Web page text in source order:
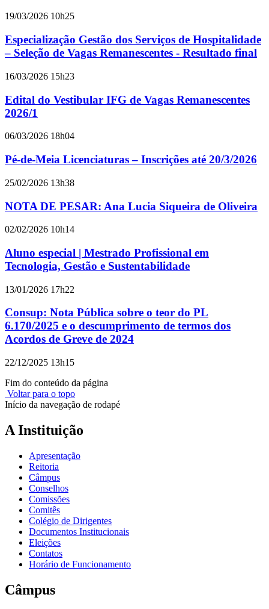
19/03/2026 10h25
Especialização Gestão dos Serviços de Hospitalidade
– Seleção de Vagas Remanescentes - Resultado final
16/03/2026 15h23
Edital do Vestibular IFG de Vagas Remanescentes
2026/1
06/03/2026 18h04
Pé-de-Meia Licenciaturas – Inscrições até 20/3/2026
25/02/2026 13h38
NOTA DE PESAR: Ana Lucia Siqueira de Oliveira
02/02/2026 10h14
Aluno especial | Mestrado Profissional em
Tecnologia, Gestão e Sustentabilidade
13/01/2026 17h22
Consup: Nota Pública sobre o teor do PL
6.170/2025 e o descumprimento de termos dos
Acordos de Greve de 2024
22/12/2025 13h15
Fim do conteúdo da página
Voltar para o topo
Início da navegação de rodapé
A Instituição
Apresentação
Reitoria
Câmpus
Conselhos
Comissões
Comitês
Colégio de Dirigentes
Documentos Institucionais
Eleições
Contatos
Horário de Funcionamento
Câmpus